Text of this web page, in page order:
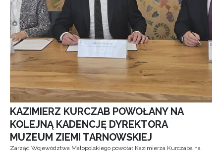
KAZIMIERZ KURCZAB POWOŁANY NA
KOLEJNĄ KADENCJĘ DYREKTORA
MUZEUM ZIEMI TARNOWSKIEJ
Zarząd Województwa Małopolskiego powołał Kazimierza Kurczaba na